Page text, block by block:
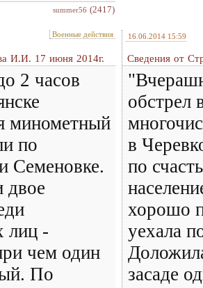
summer56 (2417)
Военные действия
И.И. 17 июня 2014г.
2 часов
минометный
по
Семеновке.
двое
лиц -
чем один
По
16.06.2014 15:59
Сведения от
обстрел
в
по
хорошо
уехала
засаде